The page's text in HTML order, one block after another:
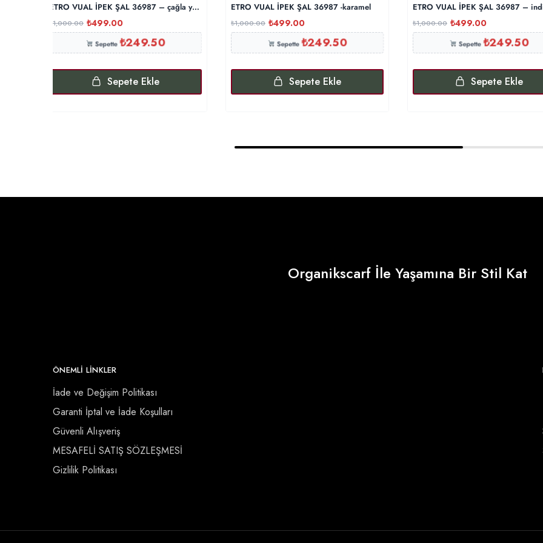
ETRO VUAL İPEK ŞAL 36987 – çağla yeşili
1,000.00 ₺499.00
Sepette₺249.50
Sepete Ekle
ETRO VUAL İPEK ŞAL 36987 -karamel
₺1,000.00 ₺499.00
Sepette₺249.50
Sepete Ekle
ETRO VUAL İPEK ŞAL 36987 –
₺1,000.00 ₺499.00
Sepette₺249.50
Sepete Ekle
Organikscarf İle Yaşamına Bir Stil Kat
ÖNEMLI LINKLER
İade ve Değişim Politikası
Garanti İptal ve İade Koşulları
Güvenli Alışveriş
MESAFELİ SATIŞ SÖZLEŞMESİ
Gizlilik Politikası